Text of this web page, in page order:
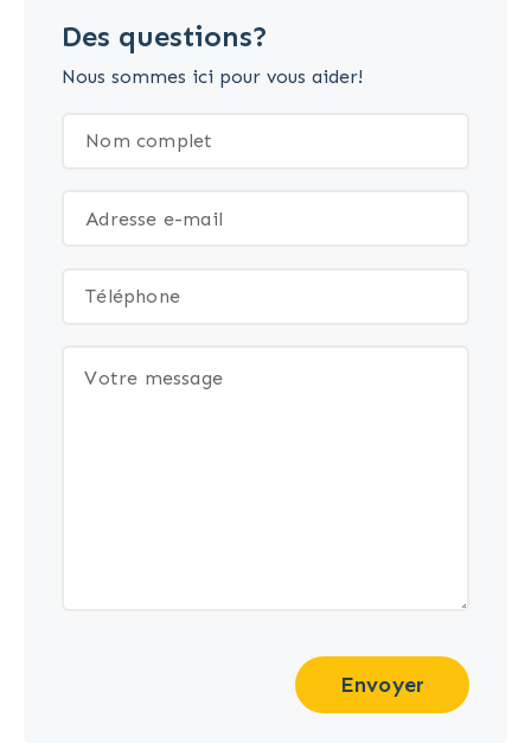
Des questions?
Nous sommes ici pour vous aider!
Envoyer